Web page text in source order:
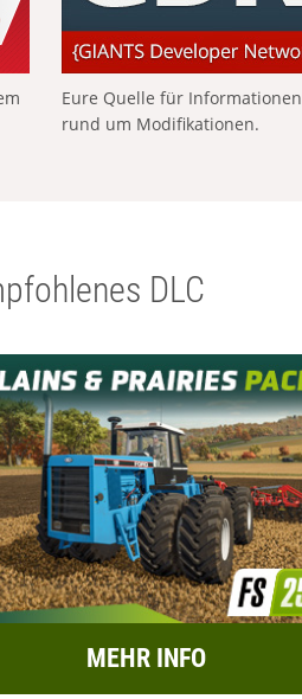
Eure Quelle für Informationen
rund um Modifikationen.
DLC
MEHR INFO